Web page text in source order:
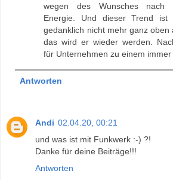
wegen des Wunsches nach
Energie. Und dieser Trend ist
gedanklich nicht mehr ganz oben
das wird er wieder werden.
für Unternehmen zu einem immer
Antworten
Andi 02.04.20, 00:21
und was ist mit Funkwerk :-) ?!
Danke für deine Beiträge!!!
Antworten